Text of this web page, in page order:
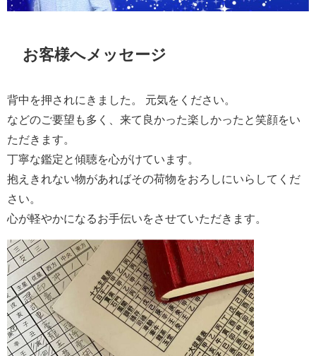
お客様へメッセージ
背中を押されにきました。 元気をください。
などのご要望も多く、来て良かった楽しかったと笑顔をい
ただきます。
丁寧な鑑定と傾聴を心がけています。
抱えきれない物があればその荷物をおろしにいらしてくだ
さい。
心が軽やかになるお手伝いをさせていただきます。